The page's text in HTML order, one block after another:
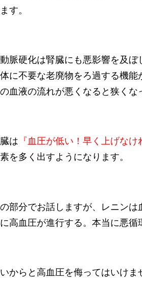
す。
脈硬化は腎臓にも悪影響を及
に不要な老廃物をろ過する機
血液の流れが悪くなると狭くな
は 『血圧が低い！早く上げなけ
を多く出すようになります。
部分でお話しますが、レニン
高血圧が進行する。本当に悪循
からと高血圧を侮ってはいけ